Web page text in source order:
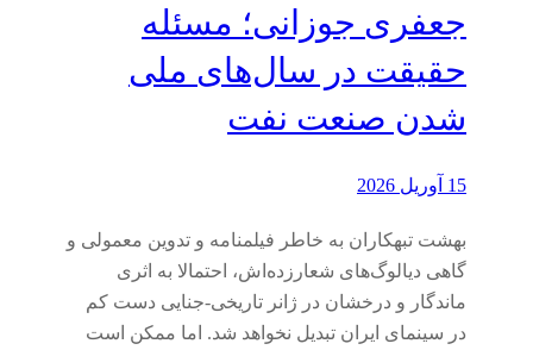
جعفری جوزانی؛ مسئله
حقیقت در سال‌های ملی
شدن صنعت نفت
15 آوریل 2026
بهشت تبهکاران به خاطر فیلمنامه و تدوین معمولی و
گاهی دیالوگ‌های شعارزده‌اش، احتمالا به اثری
ماندگار و درخشان در ژانر تاریخی-جنایی دست کم
در سینمای ایران تبدیل نخواهد شد. اما ممکن است